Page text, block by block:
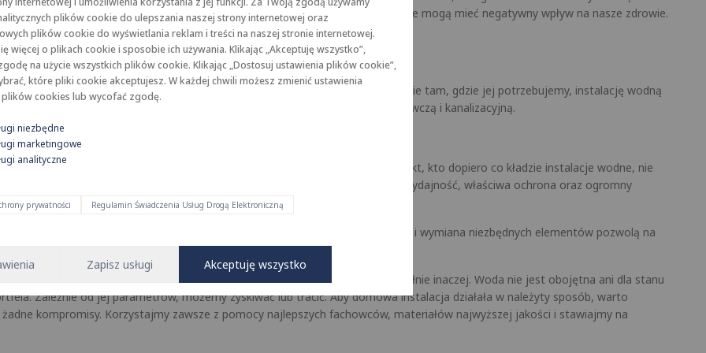
plików cookie do ulepszania naszej strony internetowej oraz
plików cookie do wyświetlania reklam i treści na naszej stronie internetowej.
więcej o plikach cookie i sposobie ich używania. Klikając „Akceptuję wszystko”,
na użycie wszystkich plików cookie. Klikając „Dostosuj ustawienia plików cookie”,
które pliki cookie akceptujesz. W każdej chwili możesz zmienić ustawienia
cookies lub wycofać zgodę.
niezbędne
marketingowe
analityczne
prywatności Regulamin Świadczenia Usług Drogą Elektroniczną
Zapisz usługi Akceptuję wszystko
fizycznych i biologicznych. Niektóre z nich, np. chlor, metale ciężkie czy bakterie mogą mieć negatywny wpływ na nasze zdrowie.
zaawansowane instalacje gwarantujące czystą i zdrową wodę.
niezbędnych do życia mediów, czyli wody. Aby cieszyć się wodą wszędzie tam, gdzie jej potrzebujemy, instalację wodną
pamiętać, aby instalację wodną wykonywać równocześnie z instalacją grzewczą i kanalizacyjną.
codziennego życia oraz stan armatury i urządzeń znajdujących się w domu. Nikt, kto dopiero co kładzie instalacje wodne, nie
instalacją grzewczą na nowe. Odpowiednio dobrane urządzenia to większa wydajność, właściwa ochrona oraz ogromny
wodnej jest jej regularna konserwacja i kontrola. Regularne przeglądy i wymiana niezbędnych elementów pozwolą na
lat oraz zapewnią użytkownikom komfort i bezpieczeństwo.
wpływu na nasz dom, ani na nas samych, w rzeczywistości jest zupełnie inaczej. Woda nie jest obojętna ani dla stanu
Zależnie od jej parametrów, możemy zyskiwać lub tracić. Aby domowa instalacja działała w należyty sposób, warto
kompromisy. Korzystajmy zawsze z pomocy najlepszych fachowców, materiałów najwyższej jakości i stawiajmy na